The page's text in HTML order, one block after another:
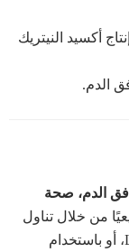
أكسيد النيتريك
الدم.
الدم، صحة
من خلال تناول
أطعمة غنية بالنترات، L-Arginine و L-Citrulline، أو باستخدام